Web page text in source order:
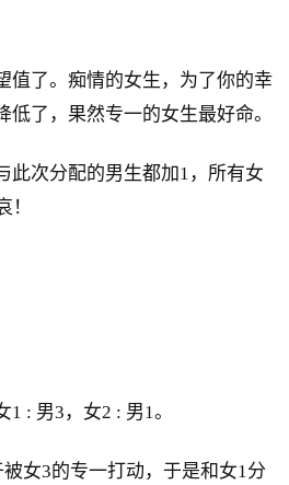
值了。痴情的女生，为了你的幸
了，果然专一的女生最好命。
此次分配的男生都加1，所有女
！
: 男3，女2 : 男1。
女3的专一打动，于是和女1分